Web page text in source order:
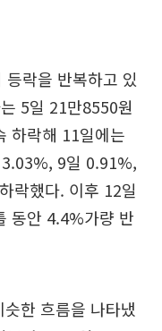
락을 반복하고 있
5일 21만8550원
하락해 11일에는
9일 0.91%,
락했다. 이후 12일
동안 4.4%가량 반
한 흐름을 나타냈